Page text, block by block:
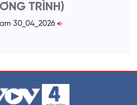
TRÌNH)
30_04_2026